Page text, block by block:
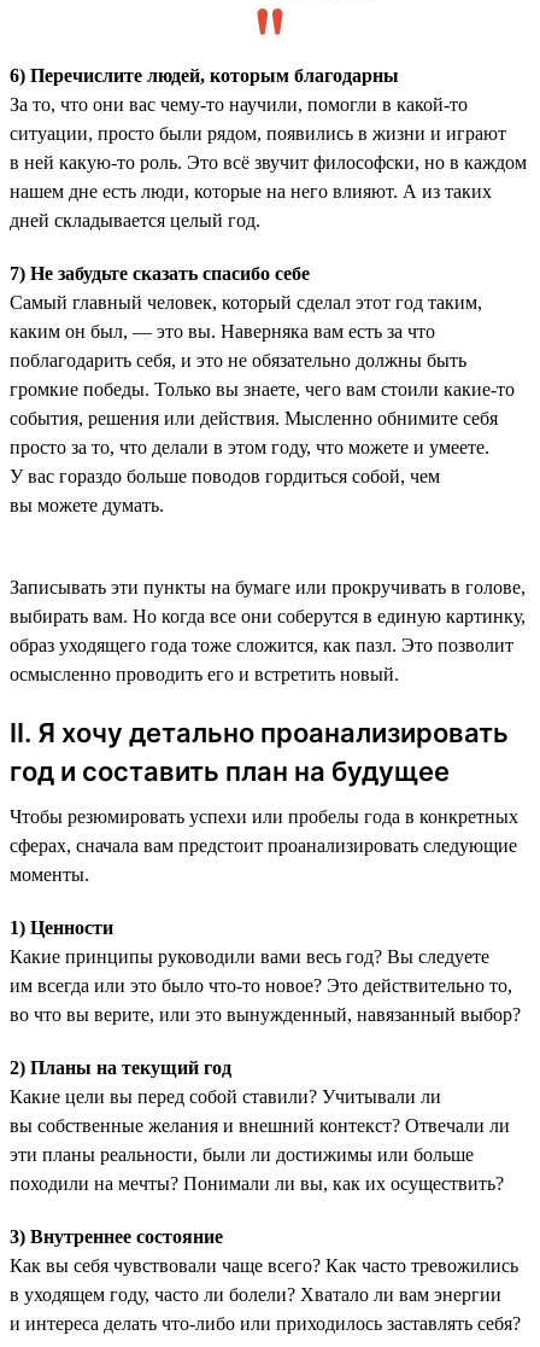
6) Перечислите людей, которым благодарны
За то, что они вас чему-то научили, помогли в какой-то
ситуации, просто были рядом, появились в жизни и играют
в ней какую-то роль. Это всё звучит философски, но в каждом
нашем дне есть люди, которые на него влияют. А из таких
дней складывается целый год.
7) Не забудьте сказать спасибо себе
Самый главный человек, который сделал этот год таким,
каким он был, — это вы. Наверняка вам есть за что
поблагодарить себя, и это не обязательно должны быть
громкие победы. Только вы знаете, чего вам стоили какие-то
события, решения или действия. Мысленно обнимите себя
просто за то, что делали в этом году, что можете и умеете.
У вас гораздо больше поводов гордиться собой, чем
вы можете думать.
Записывать эти пункты на бумаге или прокручивать в голове,
выбирать вам. Но когда все они соберутся в единую картинку,
образ уходящего года тоже сложится, как пазл. Это позволит
осмысленно проводить его и встретить новый.
II. Я хочу детально проанализировать
год и составить план на будущее
Чтобы резюмировать успехи или пробелы года в конкретных
сферах, сначала вам предстоит проанализировать следующие
моменты.
1) Ценности
Какие принципы руководили вами весь год? Вы следуете
им всегда или это было что-то новое? Это действительно то,
во что вы верите, или это вынужденный, навязанный выбор?
2) Планы на текущий год
Какие цели вы перед собой ставили? Учитывали ли
вы собственные желания и внешний контекст? Отвечали ли
эти планы реальности, были ли достижимы или больше
походили на мечты? Понимали ли вы, как их осуществить?
3) Внутреннее состояние
Как вы себя чувствовали чаще всего? Как часто тревожились
в уходящем году, часто ли болели? Хватало ли вам энергии
и интереса делать что-либо или приходилось заставлять себя?